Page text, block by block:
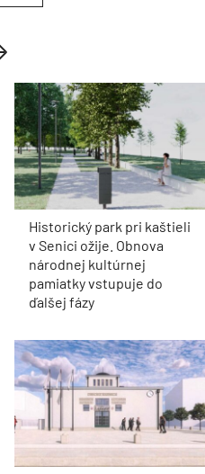
Historický park pri kaštieli
v Senici ožije. Obnova
národnej kultúrnej
pamiatky vstupuje do
ďalšej fázy